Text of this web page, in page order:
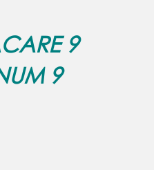
9
9